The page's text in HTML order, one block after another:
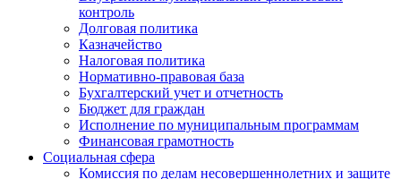
контроль
Долговая политика
Казначейство
Налоговая политика
Нормативно-правовая база
Бухгалтерский учет и отчетность
Бюджет для граждан
Исполнение по муниципальным программам
Финансовая грамотность
Социальная сфера
Комиссия по делам несовершеннолетних и защите